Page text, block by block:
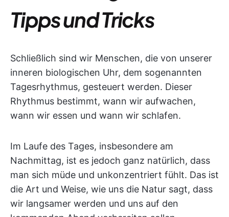
Tipps und Tricks
Schließlich sind wir Menschen, die von unserer
inneren biologischen Uhr, dem sogenannten
Tagesrhythmus, gesteuert werden. Dieser
Rhythmus bestimmt, wann wir aufwachen,
wann wir essen und wann wir schlafen.
Im Laufe des Tages, insbesondere am
Nachmittag, ist es jedoch ganz natürlich, dass
man sich müde und unkonzentriert fühlt. Das ist
die Art und Weise, wie uns die Natur sagt, dass
wir langsamer werden und uns auf den